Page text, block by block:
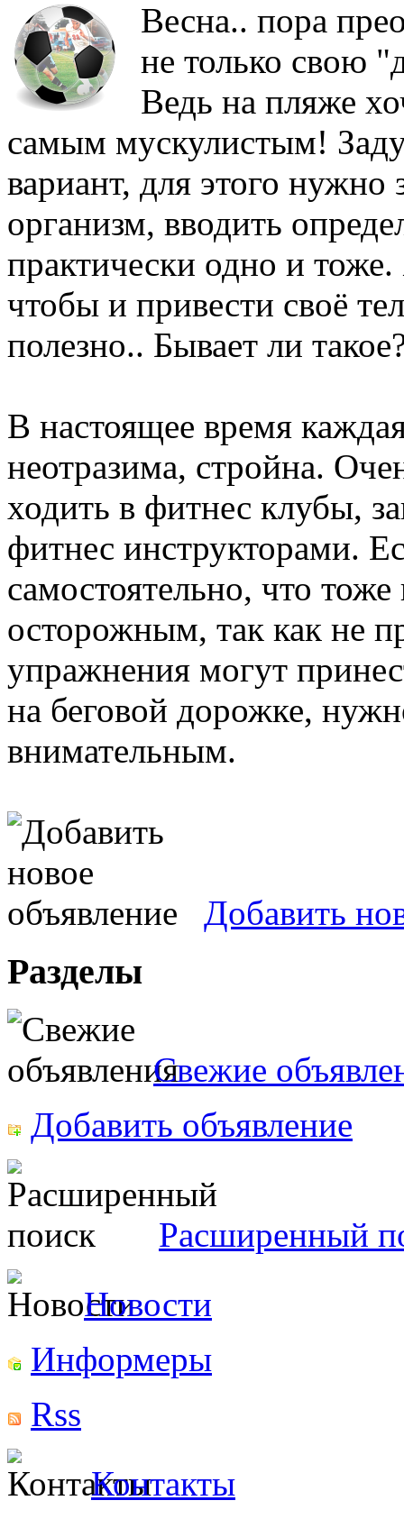
Весна.. пора
не только свою
Ведь на пляже
самым мускулистым!
вариант, для этого
организм, вводить
практически одно и
чтобы и привести своё
полезно.. Бывает ли
В настоящее время
неотразима, стройна.
ходить в фитнес клубы,
фитнес инструкторами.
самостоятельно, что
осторожным, так как не
упражнения могут
на беговой дорожке,
внимательным.
Добавить
Разделы
Свежие
Добавить объявление
Расширенный
Новости
Информеры
Rss
Контакты